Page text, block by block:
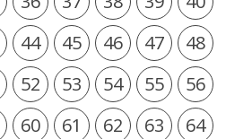
44 45 46 47
48
52 53 54 55
56
60 61 62 63
64